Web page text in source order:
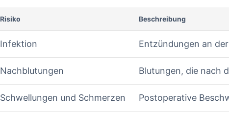
Risiko Beschreibung
Infektion Entzündungen an
Nachblutungen Blutungen, die nach⁤
Schwellungen und Schmerzen Postoperative⁣